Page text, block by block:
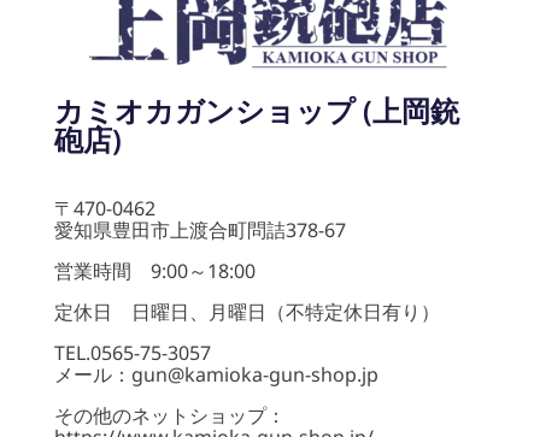
カミオカガンショップ (上岡銃
砲店)
〒470-0462
愛知県豊田市上渡合町問詰378-67
営業時間 9:00～18:00
定休日 日曜日、月曜日（不特定休日有り）
TEL.0565-75-3057
メール：gun@kamioka-gun-shop.jp
その他のネットショップ：